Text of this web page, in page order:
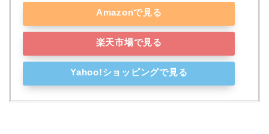
Amazonで見る
楽天市場で見る
Yahoo!ショッピングで見る